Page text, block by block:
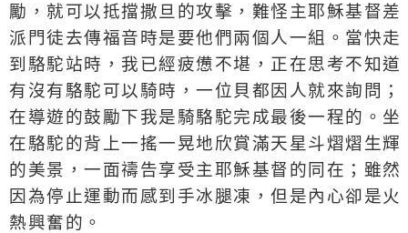
勵，就可以抵擋撒旦的攻擊，難怪主耶穌基督差
派門徒去傳福音時是要他們兩個人一組。當快走
到駱駝站時，我已經疲憊不堪，正在思考不知道
有沒有駱駝可以騎時，一位貝都因人就來詢問；
在導遊的鼓勵下我是騎駱駝完成最後一程的。坐
在駱駝的背上一搖一晃地欣賞滿天星斗熠熠生輝
的美景，一面禱告享受主耶穌基督的同在；雖然
因為停止運動而感到手冰腿凍，但是內心卻是火
熱興奮的。